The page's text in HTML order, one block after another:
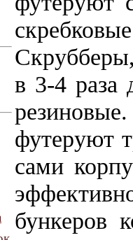
в 3-4 раза
футеруют
сами
бункеров